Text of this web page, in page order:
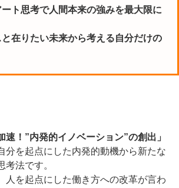
ート思考で人間本来の強みを最大限に
と在りたい未来から考える自分だけの
！”内発的イノベーション”の創出」
分を起点にした内発的動機から新たな
考法です。
人を起点にした働き方への改革が言わ